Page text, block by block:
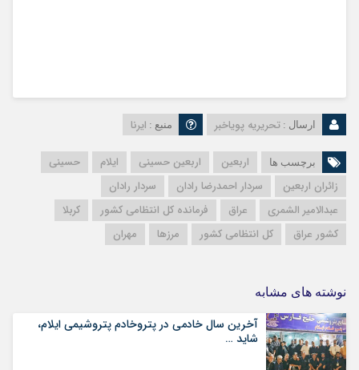
ارسال : تحریریه پویاخبر منبع : ایرنا
برچسب ها اربعین اربعین حسینی ایلام
حسینی
زائران اربعین
سردار احمدرضا رادان
سردار رادان
عبدالامیر الشمری
عراق فرمانده کل انتظامی کشور
کربلا
کشور عراق
کل انتظامی کشور مرزها مهران
نوشته های مشابه
آخرین سال خادمی در پتروخادم پتروشیمی ایلام،
شاید …